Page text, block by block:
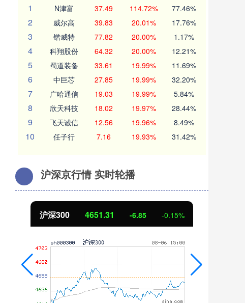
1
N津富 37.49 114.72% 77.46%
2 威尔高 39.83 20.01% 17.76%
3 锴威特 77.82 20.00% 1.17%
4 科翔股份 64.32 20.00% 12.21%
5 蜀道装备 33.61 19.99% 11.69%
6 中巨芯 27.85 19.99% 32.20%
7 广哈通信 19.03 19.99% 5.84%
8 欣天科技 18.02 19.97% 28.44%
9 飞天诚信 12.56 19.96% 8.49%
10 任子行 7.16 19.93% 31.42%
沪深京行情 实时轮播
沪深300 4651.31 -6.85 -0.15%